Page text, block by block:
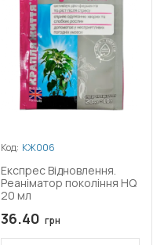
Код: КЖ006
Експрес Відновлення.
Реаніматор покоління HQ
20 мл
36.40 грн